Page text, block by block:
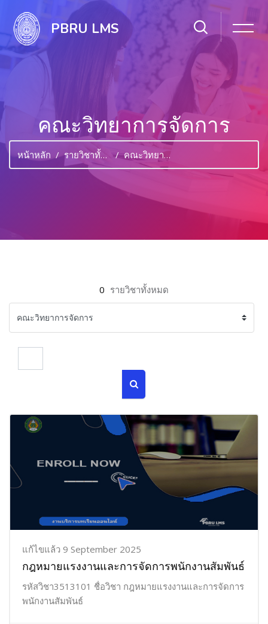
PBRU LMS
คณะวิทยาการจัดการ
หน้าหลัก รายวิชาทั้งหมด คณะวิทยาการจัดการ
0 รายวิชาทั้งหมด
แก้ไขแล้ว 9 September 2025
กฎหมายแรงงานและการจัดการพนักงานสัมพันธ์
รหัสวิชา3513101 ชื่อวิชา กฎหมายแรงงานและการจัดการ
พนักงานสัมพันธ์